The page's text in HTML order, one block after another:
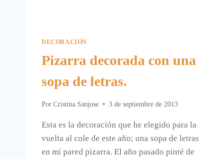
DECORACIÓN
Pizarra decorada con una
sopa de letras.
Por Cristina Sanjose 3 de septiembre de 2013
Esta es la decoración que he elegido para la
vuelta al cole de este año; una sopa de letras
en mi pared pizarra. El año pasado pinté de